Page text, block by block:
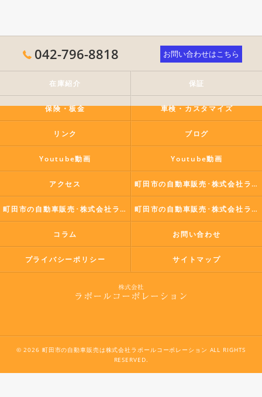
042-796-8818 お問い合わせはこちら
在庫紹介 保証
保険・板金 車検・カスタマイズ
リンク ブログ
Youtube動画 Youtube動画
アクセス 町田市の自動車販売･株式会社ラポールコーポレーションの口コミ情報
町田市の自動車販売･株式会社ラポールコーポレーションの評判 町田市の自動車販売･株式会社ラポールコーポレーションのお客様の声
コラム お問い合わせ
プライバシーポリシー サイトマップ
© 2026 町田市の自動車販売は株式会社ラポールコーポレーション ALL RIGHTS
RESERVED.